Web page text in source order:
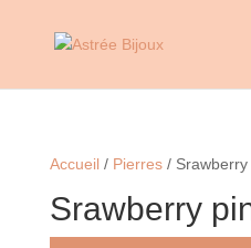
Accueil/ Pierres/ Srawberry
Srawberry